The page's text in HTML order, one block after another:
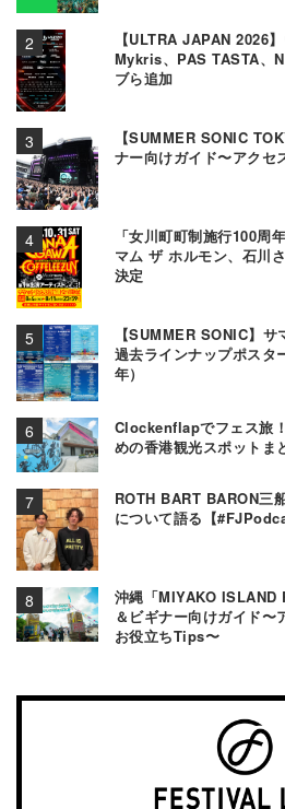
【ULTRA JAPAN 2026
Mykris、PAS TASTA、
ブら追加
【SUMMER SONIC
ナー向けガイド〜アクセ
「女川町町制施行100周
マム ザ ホルモン、石川
決定
【SUMMER SONIC】
過去ラインナップポスタ
年）
Clockenflapでフェス旅
めの香港観光スポットま
ROTH BART BARON三
について語る【
沖縄「MIYAKO ISLAND
＆ビギナー向けガイド〜
お役立ちTips〜